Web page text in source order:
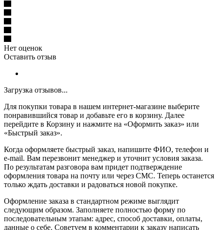
Нет оценок
Оставить отзыв
Загрузка отзывов...
Для покупки товара в нашем интернет-магазине выберите
понравившийся товар и добавьте его в корзину. Далее
перейдите в Корзину и нажмите на «Оформить заказ» или
«Быстрый заказ».
Когда оформляете быстрый заказ, напишите ФИО, телефон и
e-mail. Вам перезвонит менеджер и уточнит условия заказа.
По результатам разговора вам придет подтверждение
оформления товара на почту или через СМС. Теперь останется
только ждать доставки и радоваться новой покупке.
Оформление заказа в стандартном режиме выглядит
следующим образом. Заполняете полностью форму по
последовательным этапам: адрес, способ доставки, оплаты,
данные о себе. Советуем в комментарии к заказу написать